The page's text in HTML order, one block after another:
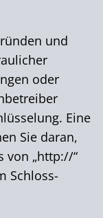
und
oder
Eine
Sie daran,
von „http://“
Schloss-